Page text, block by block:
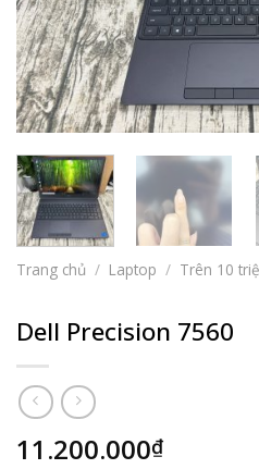
Trang chủ / Laptop / Trên 10
Dell Precision 7560
11.200.000₫